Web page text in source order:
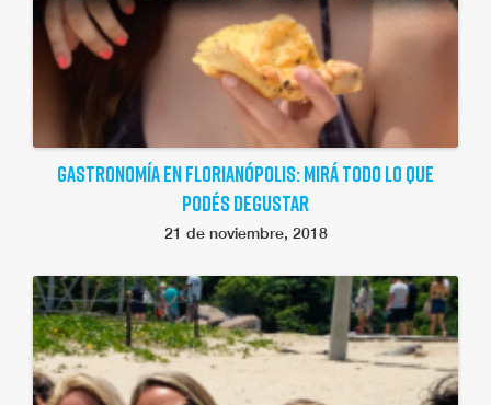
GASTRONOMÍA EN FLORIANÓPOLIS: MIRÁ TODO LO QUE
PODÉS DEGUSTAR
21 de noviembre, 2018